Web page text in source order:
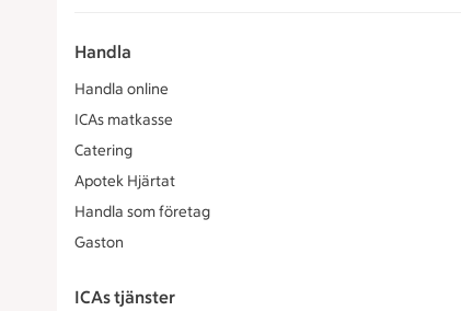
Handla
Handla online
ICAs matkasse
Catering
Apotek Hjärtat
Handla som företag
Gaston
ICAs tjänster